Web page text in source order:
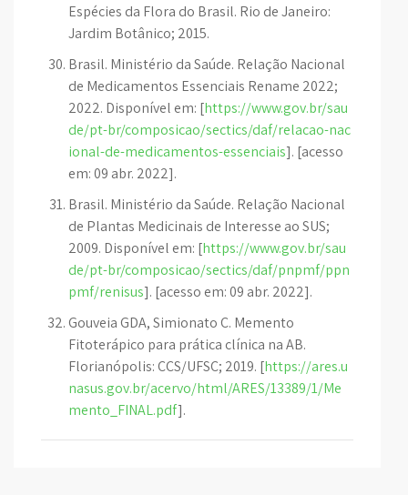
Espécies da Flora do Brasil. Rio de Janeiro:
Jardim Botânico; 2015.
Brasil. Ministério da Saúde. Relação Nacional
de Medicamentos Essenciais Rename 2022;
2022. Disponível em: [https://www.gov.br/sau
de/pt-br/composicao/sectics/daf/relacao-nac
ional-de-medicamentos-essenciais]. [acesso
em: 09 abr. 2022].
Brasil. Ministério da Saúde. Relação Nacional
de Plantas Medicinais de Interesse ao SUS;
2009. Disponível em: [https://www.gov.br/sau
de/pt-br/composicao/sectics/daf/pnpmf/ppn
pmf/renisus]. [acesso em: 09 abr. 2022].
Gouveia GDA, Simionato C. Memento
Fitoterápico para prática clínica na AB.
Florianópolis: CCS/UFSC; 2019. [https://ares.u
nasus.gov.br/acervo/html/ARES/13389/1/Me
mento_FINAL.pdf].